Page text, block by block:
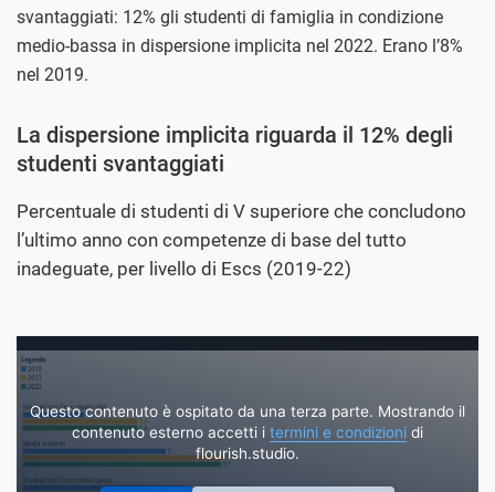
svantaggiati: 12% gli studenti di famiglia in condizione
medio-bassa in dispersione implicita nel 2022. Erano l’8%
nel 2019.
La dispersione implicita riguarda il 12% degli
studenti svantaggiati
Percentuale di studenti di V superiore che concludono
l’ultimo anno con competenze di base del tutto
inadeguate, per livello di Escs (2019-22)
Questo contenuto è ospitato da una terza parte. Mostrando il
contenuto esterno accetti i termini e condizioni di
flourish.studio.